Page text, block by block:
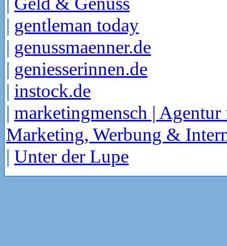
| gentleman today
| genussmaenner.de
| geniesserinnen.de
| instock.de
| marketingmensch | Agentur
Marketing, Werbung &
| Unter der Lupe